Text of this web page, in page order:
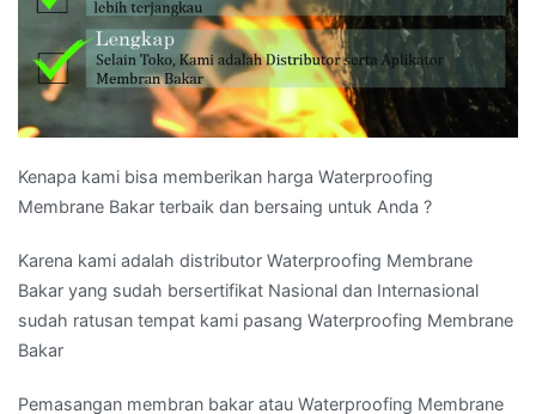
Kenapa kami bisa memberikan harga Waterproofing
Membrane Bakar terbaik dan bersaing untuk Anda ?
Karena kami adalah distributor Waterproofing Membrane
Bakar yang sudah bersertifikat Nasional dan Internasional
sudah ratusan tempat kami pasang Waterproofing Membrane
Bakar
Pemasangan membran bakar atau Waterproofing Membrane